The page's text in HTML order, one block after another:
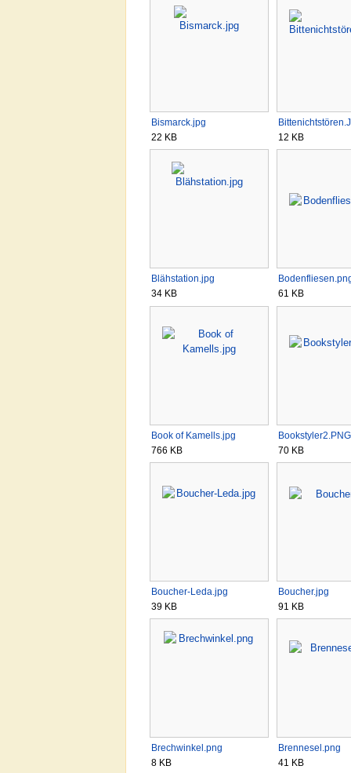
Bismarck.jpg
22 KB
12 KB
Blähstation.jpg
34 KB
61 KB
Book of Kamells.jpg
766 KB
Bookstyler2.PNG
70 KB
Boucher-Leda.jpg
39 KB
Boucher.jpg
91 KB
Brechwinkel.png
8 KB
Brennesel.png
41 KB